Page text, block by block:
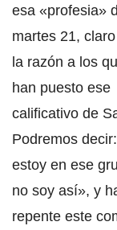
esa «profesia»
martes 21,
la razón a los
han puesto ese
calificativo de
Podremos
estoy en ese
no soy así», y
repente este